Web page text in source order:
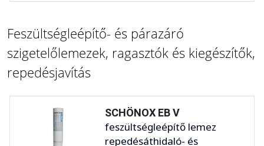
Feszültségleépítő- és párazáró
szigetelőlemezek, ragasztók és kiegészítők,
repedésjavítás
SCHÖNOX EB V
feszültségleépítő lemez
repedésáthidaló- és